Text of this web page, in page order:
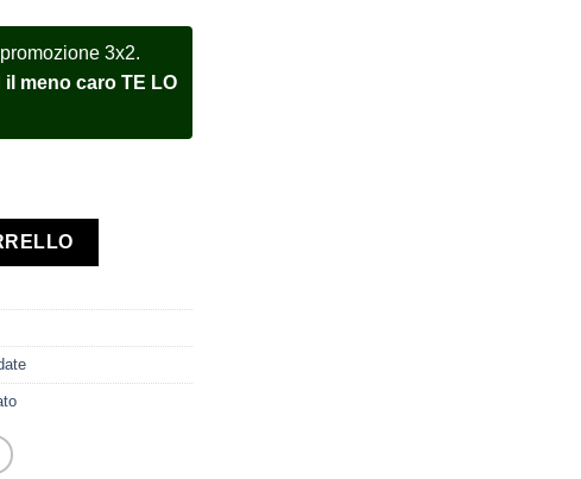
3x2.
meno caro TE LO
40 ref. 228235 Rose Gold sundust dial quantità